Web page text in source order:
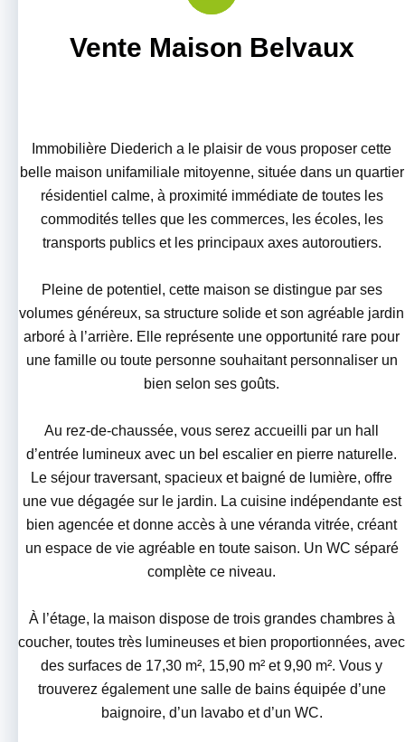
Vente Maison Belvaux
Immobilière Diederich a le plaisir de vous proposer cette
belle maison unifamiliale mitoyenne, située dans un quartier
résidentiel calme, à proximité immédiate de toutes les
commodités telles que les commerces, les écoles, les
transports publics et les principaux axes autoroutiers.
Pleine de potentiel, cette maison se distingue par ses
volumes généreux, sa structure solide et son agréable jardin
arboré à l’arrière. Elle représente une opportunité rare pour
une famille ou toute personne souhaitant personnaliser un
bien selon ses goûts.
Au rez-de-chaussée, vous serez accueilli par un hall
d’entrée lumineux avec un bel escalier en pierre naturelle.
Le séjour traversant, spacieux et baigné de lumière, offre
une vue dégagée sur le jardin. La cuisine indépendante est
bien agencée et donne accès à une véranda vitrée, créant
un espace de vie agréable en toute saison. Un WC séparé
complète ce niveau.
À l’étage, la maison dispose de trois grandes chambres à
coucher, toutes très lumineuses et bien proportionnées, avec
des surfaces de 17,30 m², 15,90 m² et 9,90 m². Vous y
trouverez également une salle de bains équipée d’une
baignoire, d’un lavabo et d’un WC.